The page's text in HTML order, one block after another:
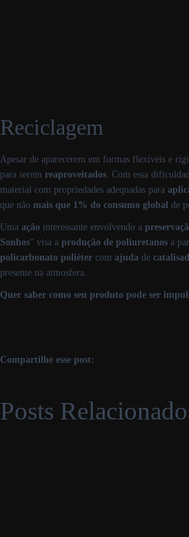
Reciclagem
Apesar de aparecerem em formas flexíveis e
para serem reaproveitados . Com essa
material com propriedades adequadas para
que não mais que 1% do consumo global de
Uma ação interessante envolvendo a
Sonhos” visa a produção de poliuretanos a
policarbonato poliéter com ajuda de
presente na atmosfera.
Quer saber como seu produto pode ser
Compartilhe esse post:
Posts